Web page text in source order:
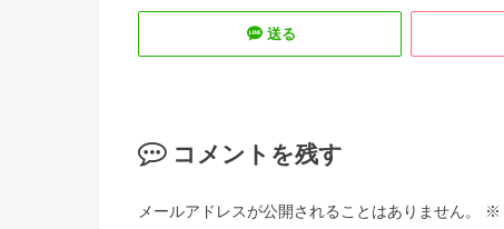
送る
コメントを残す
メールアドレスが公開されることはありません。 ※